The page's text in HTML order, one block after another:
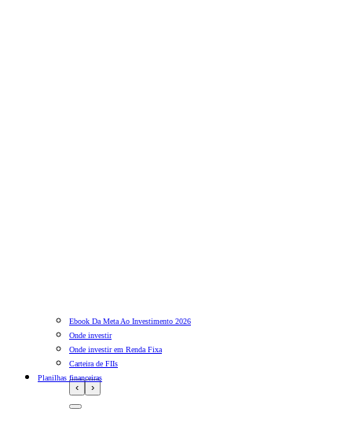
‹ ›
Ebook Da Meta Ao Investimento 2026
Onde investir
Onde investir em Renda Fixa
Carteira de FIIs
Planilhas financeiras